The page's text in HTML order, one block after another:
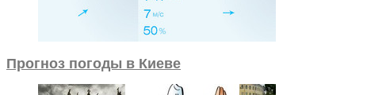
Прогноз погоды в Киеве